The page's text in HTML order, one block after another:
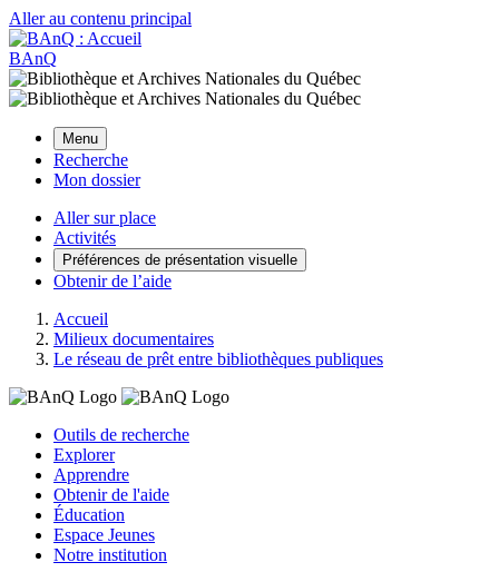
Aller au contenu principal
BAnQ
Menu
Recherche
Mon dossier
Aller sur place
Activités
Préférences de présentation visuelle
Obtenir de l’aide
Accueil
Milieux documentaires
Le réseau de prêt entre bibliothèques publiques
Outils de recherche
Explorer
Apprendre
Obtenir de l'aide
Éducation
Espace Jeunes
Notre institution